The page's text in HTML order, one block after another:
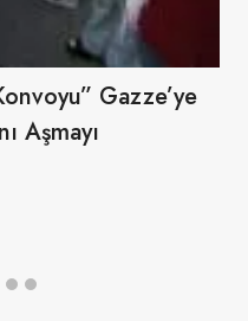
Gazze’ye
Aşmayı